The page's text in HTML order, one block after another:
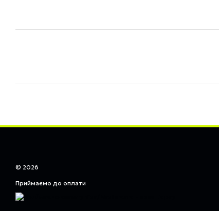
© 2026
Приймаємо до оплати